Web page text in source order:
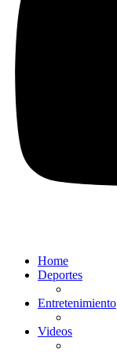
Home
Deportes
Entretenimiento
Videos